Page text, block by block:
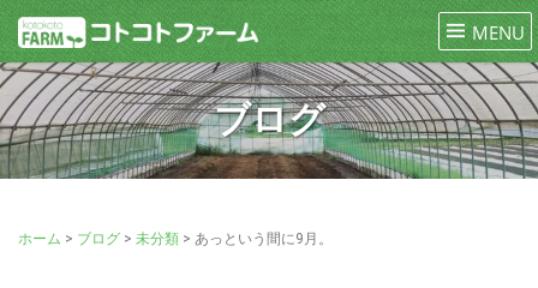
ブログ
ホーム > ブログ > 未分類 > あっという間に9月。